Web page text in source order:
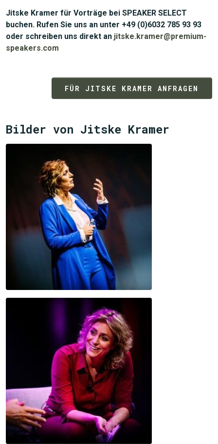
Jitske Kramer für Vorträge bei SPEAKER SELECT
buchen. Rufen Sie uns an unter +49 (0)6032 785 93 93
oder schreiben uns direkt an jitske.kramer@premium-
speakers.com
FÜR JITSKE KRAMER ANFRAGEN
Bilder von Jitske Kramer